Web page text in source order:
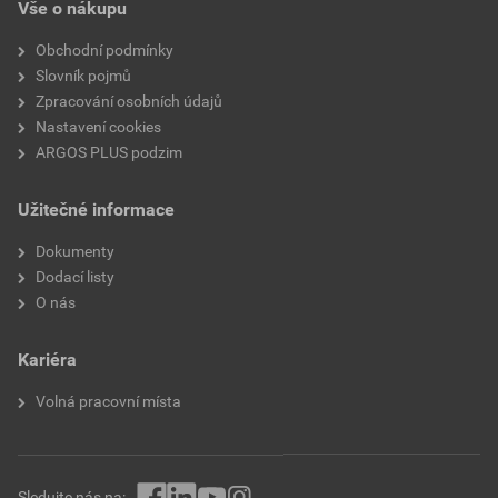
Vše o nákupu
Obchodní podmínky
Slovník pojmů
Zpracování osobních údajů
Nastavení cookies
ARGOS PLUS podzim
Užitečné informace
Dokumenty
Dodací listy
O nás
Kariéra
Volná pracovní místa